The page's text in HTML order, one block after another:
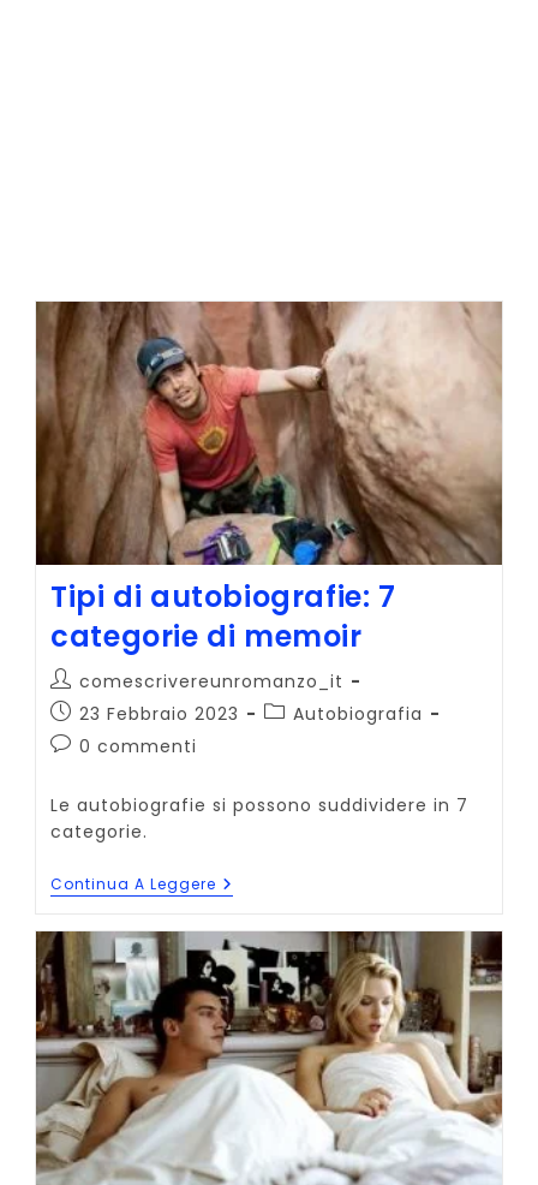
Tipi di autobiografie: 7
categorie di memoir
Autore
dell'articolo:
comescrivereunromanzo_it
Articolo
pubblicato:
23 Febbraio 2023
Categoria
Autobiografia
Commenti
0 commenti
Le autobiografie si possono suddividere in 7
categorie.
Continua A Leggere Tipi
Di
7
Categorie
Di
Memoir